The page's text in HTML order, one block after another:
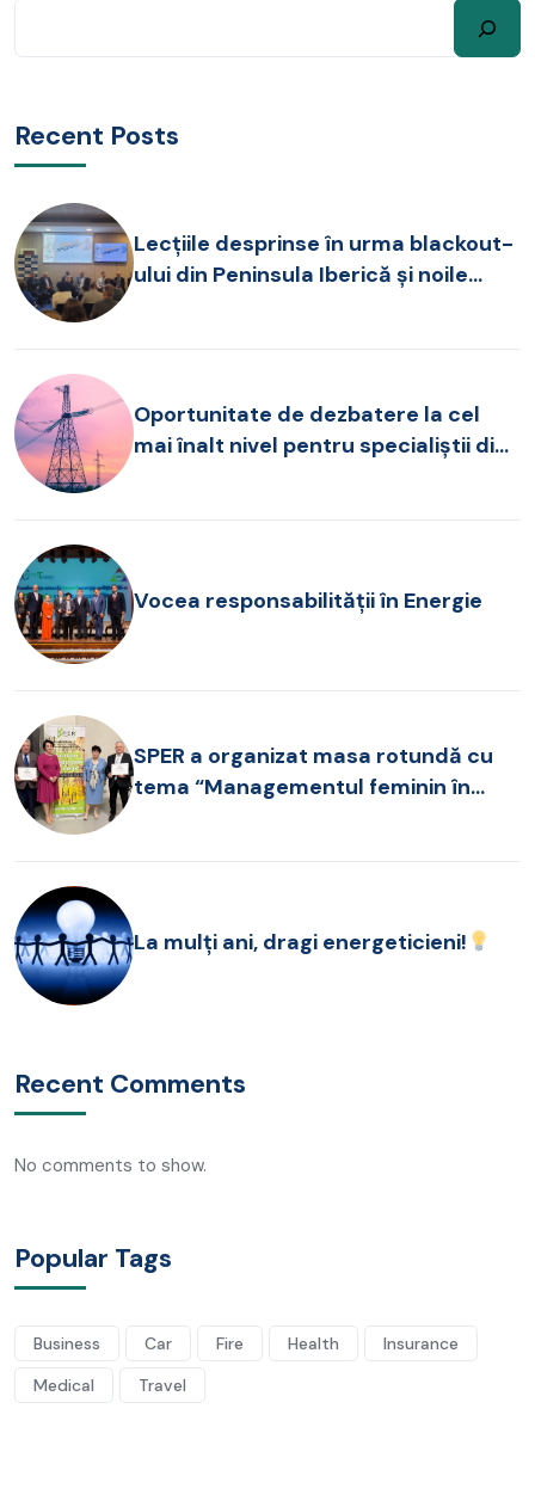
Recent Posts
Lecțiile desprinse în urma blackout-
ului din Peninsula Iberică și noile
Oportunitate de dezbatere la cel
mai înalt nivel pentru specialiștii din
Vocea responsabilității în Energie
SPER a organizat masa rotundă cu
tema “Managementul feminin în
La mulți ani, dragi energeticieni!
Recent Comments
No comments to show.
Popular Tags
Business Car Fire Health
Insurance
Medical
Travel